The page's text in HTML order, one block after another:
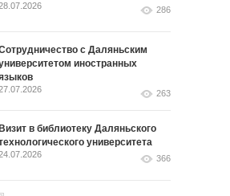
286
с Даляньским
иностранных
263
Визит в библиотеку Даляньского
университета
366